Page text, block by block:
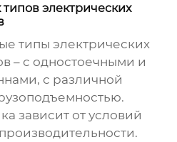
электрических
типыэлектрических
– с одностоечными и
с различной
зависит от условий